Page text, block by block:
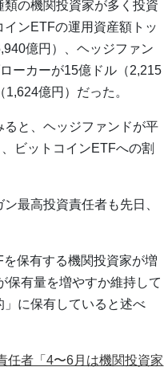
の機関投資家が多く投資
ンETFの運用資産額トッ
億円）、ヘッジファン
ーカーが15億ドル（2,215
億円）だった。
と、ヘッジファンドが平
ビットコインETFへの割
最高投資責任者も先日、
保有する機関投資家が増
保有量を増やすか維持して
に保有していると述べ
任者「4〜6月は機関投資家